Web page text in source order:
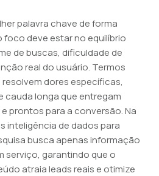
palavra chave de forma
foco deve estar no equilíbrio
de buscas, dificuldade de
real do usuário. Termos
dores específicas,
cauda longa que entregam
prontos para a conversão. Na
inteligência de dados para
busca apenas informação
serviço, garantindo que o
atraia leads reais e otimize